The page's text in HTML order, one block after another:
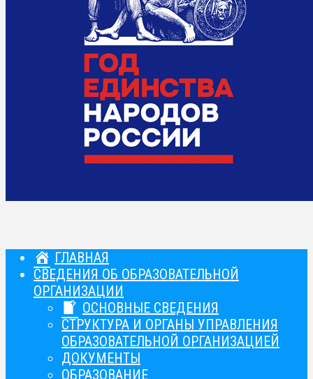
ГЛАВНАЯ
СВЕДЕНИЯ ОБ ОБРАЗОВАТЕЛЬНОЙ
ОРГАНИЗАЦИИ
ОСНОВНЫЕ СВЕДЕНИЯ
СТРУКТУРА И ОРГАНЫ УПРАВЛЕНИЯ
ОБРАЗОВАТЕЛЬНОЙ ОРГАНИЗАЦИЕЙ
ДОКУМЕНТЫ
ОБРАЗОВАНИЕ